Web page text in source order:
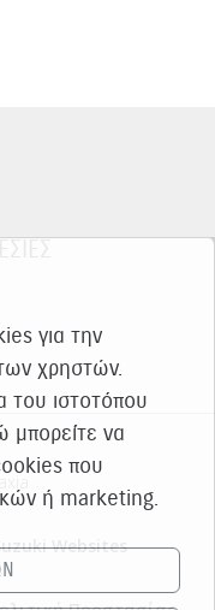
Websites
για την
χρηστών.
του ιστοτόπου
μπορείτε να
που
ή marketing.